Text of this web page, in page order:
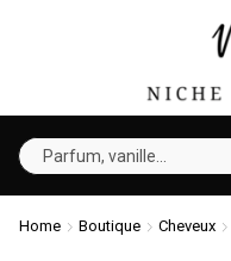
Home Boutique Cheveux